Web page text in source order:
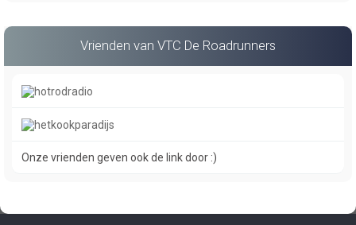
Vrienden van VTC De Roadrunners
Onze vrienden geven ook de link door :)